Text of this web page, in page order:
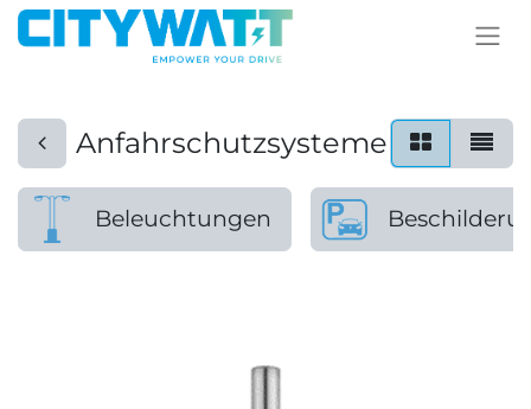
Anfahrschutzsysteme
Beleuchtungen